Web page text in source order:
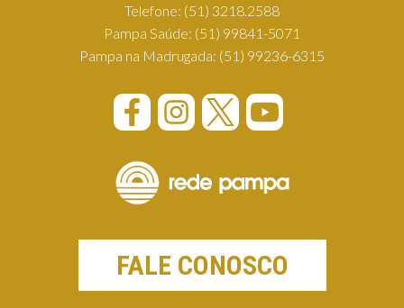
Telefone: (51) 3218.2588
Pampa Saúde: (51) 99841-5071
Pampa na Madrugada: (51) 99236-6315
FALE CONOSCO